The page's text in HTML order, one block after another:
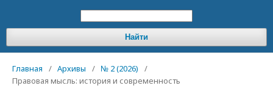
Найти
Главная / Архивы / № 2 (2026)
/
Правовая мысль: история и современность